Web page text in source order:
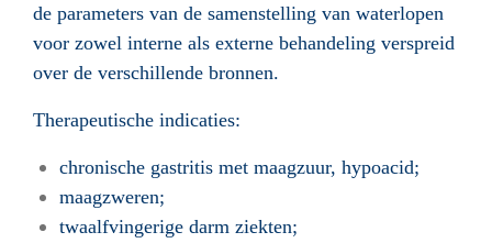
de parameters van de samenstelling van waterlopen
voor zowel interne als externe behandeling verspreid
over de verschillende bronnen.
Therapeutische indicaties:
chronische gastritis met maagzuur, hypoacid;
maagzweren;
twaalfvingerige darm ziekten;